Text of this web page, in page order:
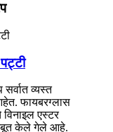
व्यस्त
फायबरग्लास
एस्टर
केले गेले आहे.